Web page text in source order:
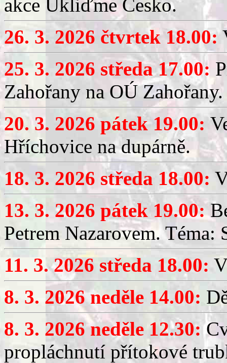
akce Ukliďme Česko.
26. 3. 2026 čtvrtek 18.00:
25. 3. 2026 středa 17.00:
Zahořany na OÚ Zahořany.
20. 3. 2026 pátek 19.00:
Hříchovice na dupárně.
18. 3. 2026 středa 18.00:
13. 3. 2026 pátek 19.00:
Petrem Nazarovem. Téma:
11. 3. 2026 středa 18.00:
8. 3. 2026 neděle 14.00:
8. 3. 2026 neděle 12.30:
propláchnutí přítokové